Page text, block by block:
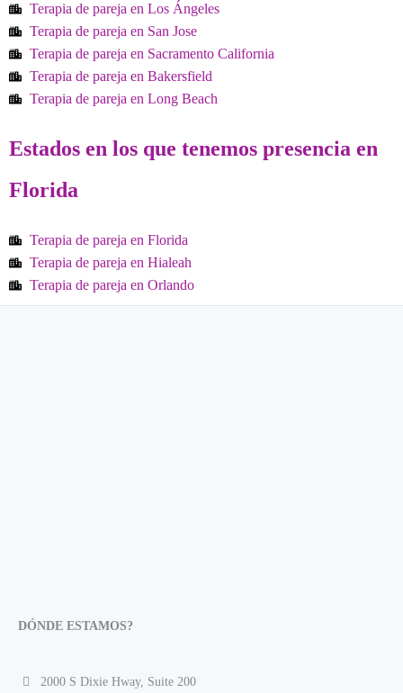
Terapia de pareja en Los Ángeles
Terapia de pareja en San Jose
Terapia de pareja en Sacramento California
Terapia de pareja en Bakersfield
Terapia de pareja en Long Beach
Estados en los que tenemos presencia en
Florida
Terapia de pareja en Florida
Terapia de pareja en Hialeah
Terapia de pareja en Orlando
DÓNDE ESTAMOS?
2000 S Dixie Hway, Suite 200